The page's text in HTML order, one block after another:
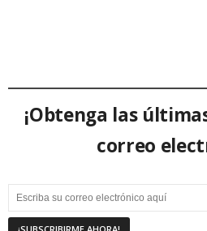
¡Obtenga las
correo